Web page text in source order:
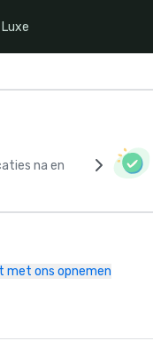
Luxe
na en
met ons opnemen